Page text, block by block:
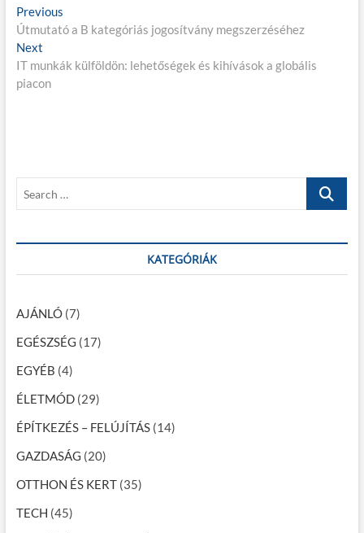
B
e
j
e
z
é
n
a
v
i
g
á
c
i
ó
Previous
r
v
t
Útmutató a B kategóriás jogosítvány megszerzéséhez
Next
e
x
:
IT munkák külföldön: lehetőségek és kihívások a globális
piacon
r
h
KATEGÓRIÁK
AJÁNLÓ(7)
EGÉSZSÉG (17)
EGYÉB (4)
ÉLETMÓD(29)
ÉPÍTKEZÉS – FELÚJÍTÁS(14)
GAZDASÁG (20)
OTTHON ÉS KERT(35)
TECH (45)